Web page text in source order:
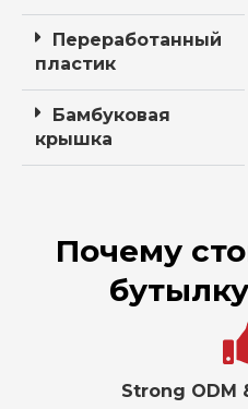
Переработанный
пластик
Бамбуковая
крышка
Почему
Strong ODM